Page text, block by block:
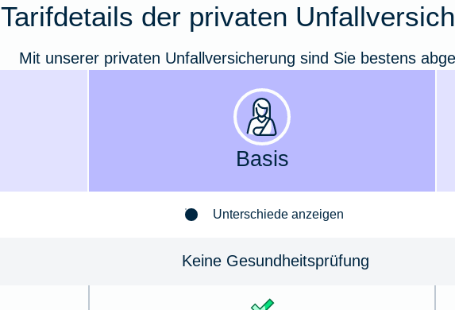
Tarifdetails der privaten
Mit unserer privaten Unfallversicherung sind Sie bestens
Basis
Unterschiede anzeigen
Keine Gesundheits­prüfung